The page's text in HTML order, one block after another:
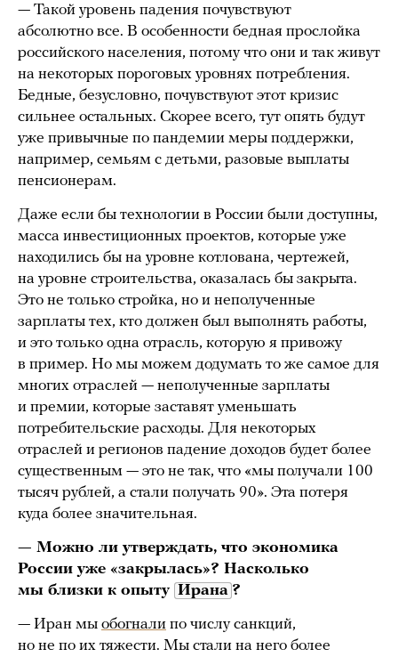
— Такой уровень падения почувствуют
абсолютно все. В особенности бедная прослойка
российского населения, потому что они и так живут
на некоторых пороговых уровнях потребления.
Бедные, безусловно, почувствуют этот кризис
сильнее остальных. Скорее всего, тут опять будут
уже привычные по пандемии меры поддержки,
например, семьям с детьми, разовые выплаты
пенсионерам.
Даже если бы технологии в России были доступны,
масса инвестиционных проектов, которые уже
находились бы на уровне котлована, чертежей,
на уровне строительства, оказалась бы закрыта.
Это не только стройка, но и неполученные
зарплаты тех, кто должен был выполнять работы,
и это только одна отрасль, которую я привожу
в пример. Но мы можем додумать то же самое для
многих отраслей — неполученные зарплаты
и премии, которые заставят уменьшать
потребительские расходы. Для некоторых
отраслей и регионов падение доходов будет более
существенным — это не так, что «мы получали 100
тысяч рублей, а стали получать 90». Эта потеря
куда более значительная.
— Можно ли утверждать, что экономика
России уже «закрылась»? Насколько
мы близки к опыту Ирана ?
— Иран мы обогнали по числу санкций,
но не по их тяжести. Мы стали на него более